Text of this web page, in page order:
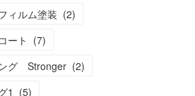
ィルム塗装 (2)
ート (7)
グ Stronger (2)
1 (5)